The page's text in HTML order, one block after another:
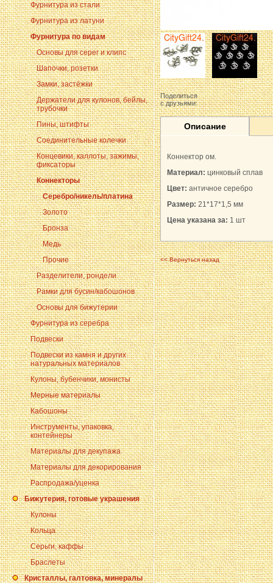
Фурнитура из стали
Фурнитура из латуни
Фурнитура по видам
Основы для серег и клипс
Шапочки, розетки
Замки, застёжки
Держатели для кулонов, бейлы,
трубочки
Пины, штифты
Соединительные колечки
Концевики, каллоты, зажимы,
фиксаторы
Коннекторы
Серебро/никель/платина
Золото
Бронза
Медь
Прочие
Разделители, рондели
Рамки для бусин/кабошонов
Основы для бижутерии
Фурнитура из серебра
Подвески
Подвески из камня и других
натуральных материалов
Кулоны, бубенчики, монисты
Мерные материалы
Кабошоны
Инструменты, упаковка,
контейнеры
Материалы для декупажа
Материалы для декорирования
Распродажа/уценка
Бижутерия, готовые украшения
Кулоны
Кольца
Серьги, каффы
Браслеты
Кристаллы, галтовка, минералы
Поделиться
с друзьями:
Описание
Коннектор ом.
Материал: цинковый сплав
Цвет: античное серебро
Размер: 21*17*1,5 мм
Цена указана за: 1 шт
<< Вернуться назад